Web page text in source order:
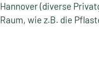
Hannover (diverse
Raum, wie z.B. die